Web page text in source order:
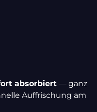
absorbiert — ganz
Auffrischung am